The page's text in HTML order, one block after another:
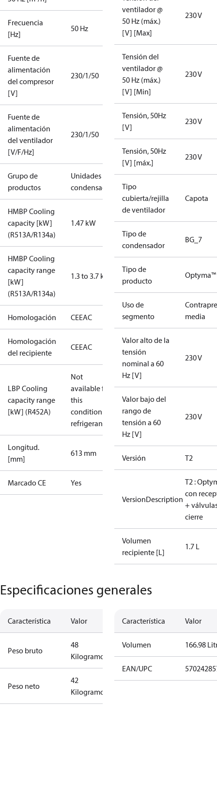
Frecuencia
[Hz]
50 Hz
Fuente de
alimentación
del compresor
[V]
230/1/50
Fuente de
alimentación
del ventilador
[V/F/Hz]
230/1/50
Grupo de
productos
Unidades
condensadoras
HMBP Cooling
capacity [kW]
(R513A/R134a)
1.47 kW
HMBP Cooling
capacity range
[kW]
(R513A/R134a)
1.3 to 3.7 kW
Homologación CEEAC
Homologación
del recipiente
CEEAC
LBP Cooling
capacity range
[kW] (R452A)
Not
available for
this
condition /
refrigerant
Longitud.
[mm]
613 mm
Marcado CE Yes
ventilador @
50 Hz (máx.)
[V] [Max]
230 V
Tensión del
ventilador @
50 Hz (máx.)
[V] [Min]
230 V
Tensión, 50Hz
[V]
230 V
Tensión, 50Hz
[V] [máx.]
230 V
Tipo
cubierta/rejilla
de ventilador
Capota
Tipo de
condensador
BG_7
Tipo de
producto
Optyma™
Uso de
segmento
media
Valor alto de la
tensión
nominal a 60
Hz [V]
230 V
Valor bajo del
rango de
tensión a 60
Hz [V]
230 V
Versión T2
VersionDescription
T2 :
con
+
cierre
Volumen
recipiente [L]
1.7 L
Especificaciones generales
Característica Valor
Peso bruto
48
Kilogramo
Peso neto
42
Kilogramo
Característica Valor
Volumen 166.98
EAN/UPC